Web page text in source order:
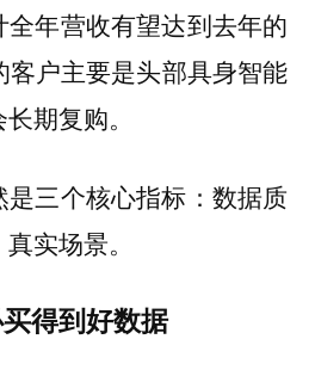
年营收有望达到去年的
客户主要是头部具身智能
期复购。
三个核心指标：数据质
实场景。
得到好数据